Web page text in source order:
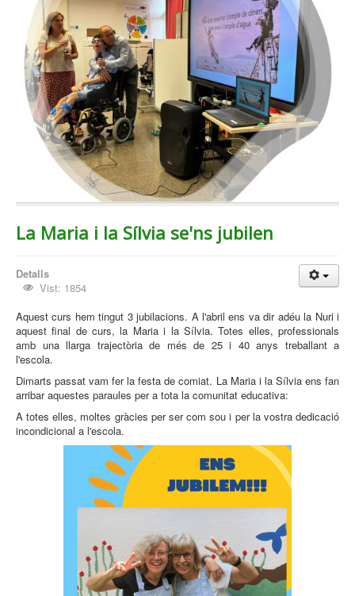
La Maria i la Sílvia se'ns jubilen
Detalls
Vist: 1854
Aquest curs hem tingut 3 jubilacions. A l'abril ens va dir adéu la Nuri i
aquest final de curs, la Maria i la Sílvia. Totes elles, professionals
amb una llarga trajectòria de més de 25 i 40 anys treballant a
l'escola.
Dimarts passat vam fer la festa de comiat. La Maria i la Sílvia ens fan
arribar aquestes paraules per a tota la comunitat educativa:
A totes elles, moltes gràcies per ser com sou i per la vostra dedicació
incondicional a l'escola.